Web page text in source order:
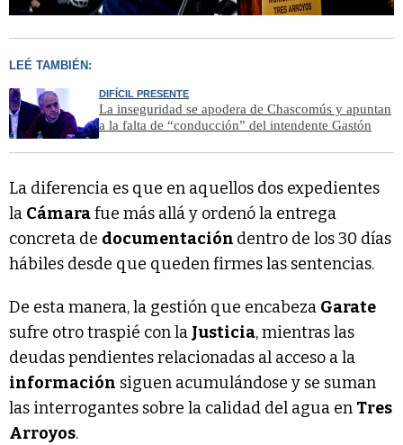
LEÉ TAMBIÉN:
DIFÍCIL PRESENTE
La inseguridad se apodera de Chascomús y apuntan
a la falta de “conducción” del intendente Gastón
La diferencia es que en aquellos dos expedientes
la Cámarafue más allá y ordenó la entrega
concreta de documentación dentro de los 30 días
hábiles desde que queden firmes las sentencias.
De esta manera, la gestión que encabeza Garate
sufre otro traspié con la Justicia, mientras las
deudas pendientes relacionadas al acceso a la
información siguen acumulándose y se suman
las interrogantes sobre la calidad del agua en Tres
Arroyos.